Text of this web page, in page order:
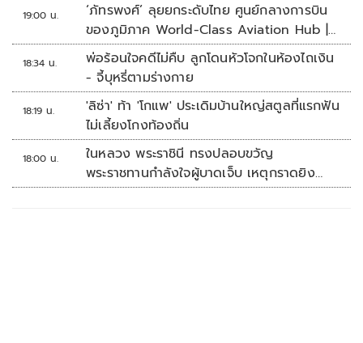
19:00 น.
‘ภัทรพงศ์’ ลุยยกระดับไทย ศูนย์กลางการบิน
ของภูมิภาค World-Class Aviation Hub |
ห้องข่าวไทยโพสต์สุดสัปดาห์
18:34 น.
พ่อร้อนใจคดีไม่คืบ ลูกโดนหัวโจกในห้องไถเงิน
- จี้บุหรี่ตามร่างกาย
18:19 น.
'ลิซ่า' ท้า 'โกแพ' ประเดิมบ้านใหญ่สตูลที่แรกฟัน
ไม่เลี้ยงโกงท้องถิ่น
18:00 น.
ในหลวง พระราชินี ทรงปลอบขวัญ
พระราชทานกำลังใจผู้บาดเจ็บ เหตุกราดยิง
รร.เทพศิรินทร์นนทบุรี